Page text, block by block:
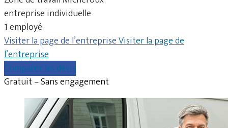
entreprise individuelle
1 employé
Visiter la page de l’entrepriseVisiter la page de
l’entreprise
Comparer les devis
Gratuit – Sans engagement